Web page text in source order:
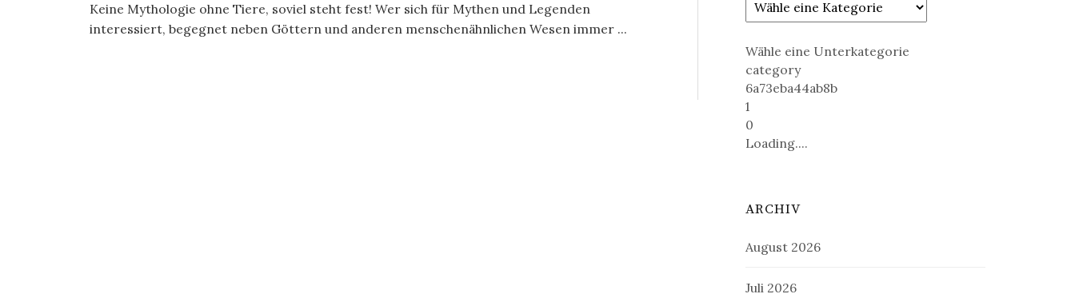
Keine Mythologie ohne Tiere, soviel steht fest! Wer sich für Mythen und Legenden
interessiert, begegnet neben Göttern und anderen menschenähnlichen Wesen immer ...
Wähle eine Unterkategorie
category
6a73eba44ab8b
1
0
Loading....
ARCHIV
August 2026
Juli 2026